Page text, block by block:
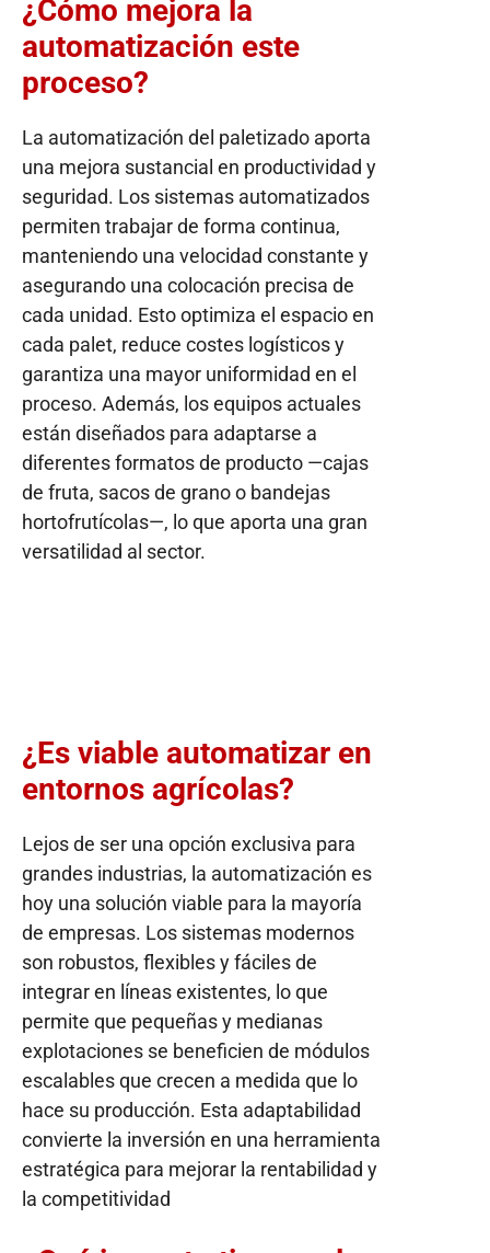
¿Cómo mejora la
automatización este
proceso?
La automatización del paletizado aporta
una mejora sustancial en productividad y
seguridad. Los sistemas automatizados
permiten trabajar de forma continua,
manteniendo una velocidad constante y
asegurando una colocación precisa de
cada unidad. Esto optimiza el espacio en
cada palet, reduce costes logísticos y
garantiza una mayor uniformidad en el
proceso. Además, los equipos actuales
están diseñados para adaptarse a
diferentes formatos de producto —cajas
de fruta, sacos de grano o bandejas
hortofrutícolas—, lo que aporta una gran
versatilidad al sector.
¿Es viable automatizar en
entornos agrícolas?
Lejos de ser una opción exclusiva para
grandes industrias, la automatización es
hoy una solución viable para la mayoría
de empresas. Los sistemas modernos
son robustos, flexibles y fáciles de
integrar en líneas existentes, lo que
permite que pequeñas y medianas
explotaciones se beneficien de módulos
escalables que crecen a medida que lo
hace su producción. Esta adaptabilidad
convierte la inversión en una herramienta
estratégica para mejorar la rentabilidad y
la competitividad